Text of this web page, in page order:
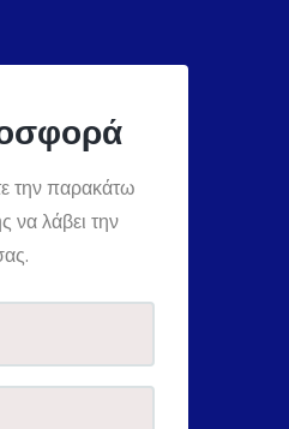
την παρακάτω
λάβει την